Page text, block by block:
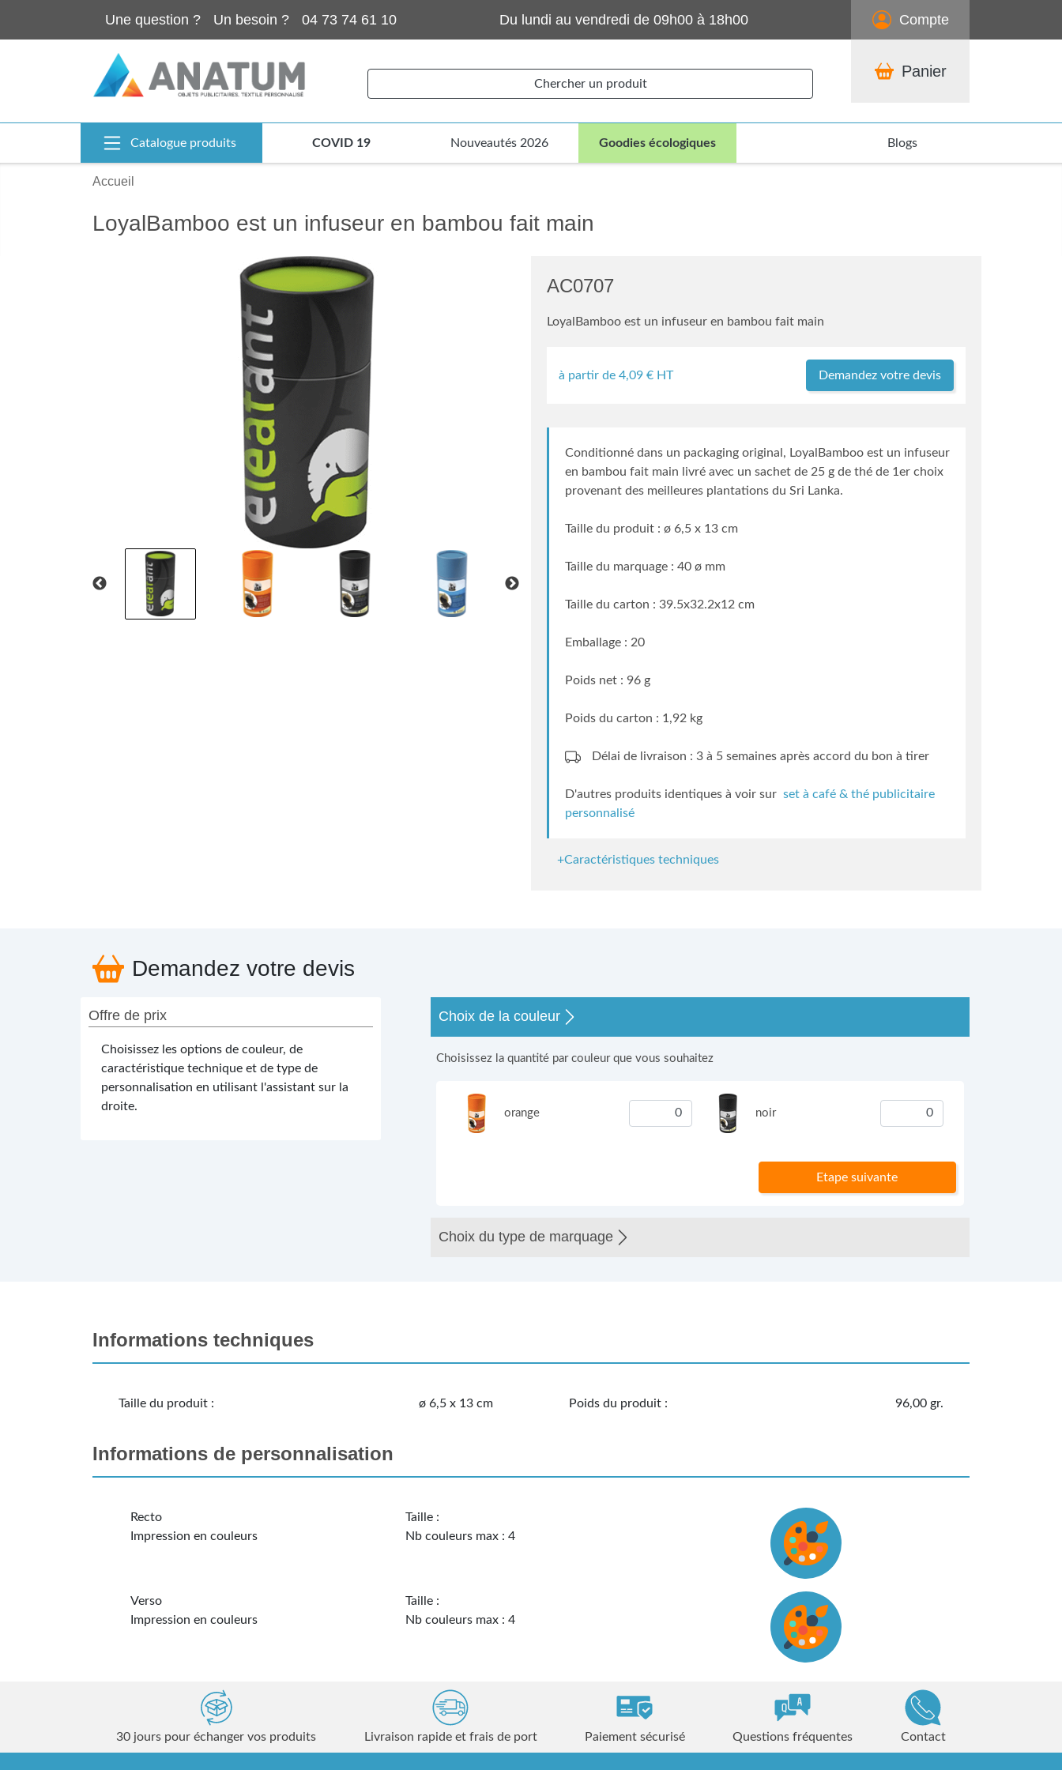
Une question ? Un besoin ? 04 73 74 61 10 Du lundi au vendredi de 09h00 à 18h00 Compte
Chercher un produit
Panier
Catalogue produits COVID 19 Nouveautés 2026 Goodies écologiques Blogs
Accueil
LoyalBamboo est un infuseur en bambou fait main
AC0707
LoyalBamboo est un infuseur en bambou fait main
à partir de 4,09 € HT Demandez votre devis
Conditionné dans un packaging original, LoyalBamboo est un infuseur
en bambou fait main livré avec un sachet de 25 g de thé de 1er choix
provenant des meilleures plantations du Sri Lanka.
Taille du produit : ø 6,5 x 13 cm
Taille du marquage : 40 ø mm
Taille du carton : 39.5x32.2x12 cm
Emballage : 20
Poids net : 96 g
Poids du carton : 1,92 kg
Délai de livraison : 3 à 5 semaines après accord du bon à tirer
D'autres produits identiques à voir sur set à café & thé publicitaire
personnalisé
+Caractéristiques techniques
Demandez votre devis
Offre de prix
Choisissez les options de couleur, de
caractéristique technique et de type de
personnalisation en utilisant l'assistant sur la
droite.
Choix de la couleur
Choisissez la quantité par couleur que vous souhaitez
orange noir
Etape suivante
Choix du type de marquage
Informations techniques
Taille du produit : ø 6,5 x 13 cm Poids du produit : 96,00 gr.
Informations de personnalisation
Recto
Impression en couleurs
Taille :
Nb couleurs max : 4
Verso
Impression en couleurs
Taille :
Nb couleurs max : 4
30 jours pour échanger vos produits Livraison rapide et frais de port Paiement sécurisé Questions fréquentes Contact